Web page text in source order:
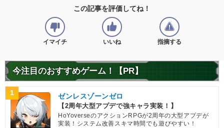
この記事を評価してね！
イマイチ いいね 指摘する
今注目のおすすめゲーム！【PR】
1 ゼンレスゾーンゼロ
【2周年大型アプデで強キャラ実装！】
HoYoverseのアクションRPGが2周年の大型アプデが
実装！システム改善スキマ時間でも遊びやすい！